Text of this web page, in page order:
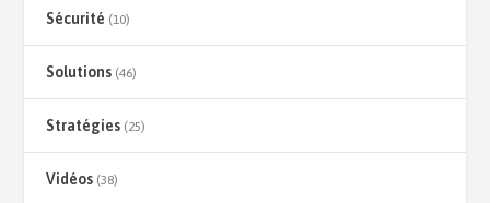
Sécurité (10)
Solutions (46)
Stratégies (25)
Vidéos (38)